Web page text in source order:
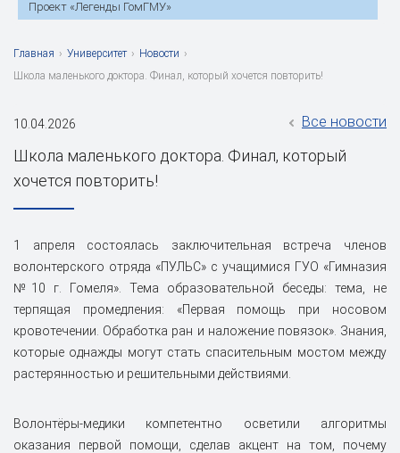
Проект «Легенды ГомГМУ»
Главная › Университет › Новости ›
Школа маленького доктора. Финал, который хочется повторить!
10.04.2026 Все новости
Школа маленького доктора. Финал, который
хочется повторить!
1 апреля состоялась заключительная встреча членов
волонтерского отряда «ПУЛЬС» с учащимися ГУО «Гимназия
№10 г. Гомеля». Тема образовательной беседы: тема, не
терпящая промедления: «Первая помощь при носовом
кровотечении. Обработка ран и наложение повязок». Знания,
которые однажды могут стать спасительным мостом между
растерянностью и решительными действиями.
Волонтёры-медики компетентно осветили алгоритмы
оказания первой помощи, сделав акцент на том, почему